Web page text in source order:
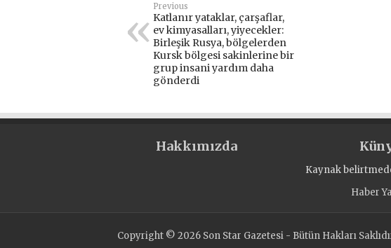
Previous
Katlanır yataklar, çarşaflar,
ev kimyasalları, yiyecekler:
Birleşik Rusya, bölgelerden
Kursk bölgesi sakinlerine bir
grup insani yardım daha
gönderdi
Hakkımızda
Kaynak
Haber
Copyright © 2026 Son Star Gazetesi - Bütün Hakları